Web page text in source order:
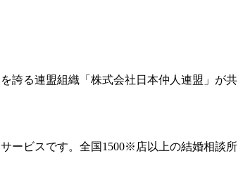
誇る連盟組織「株式会社日本仲人連盟」が共
ービスです。全国1500※店以上の結婚相談所